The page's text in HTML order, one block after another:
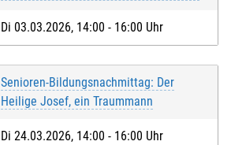
Di 03.03.2026, 14:00 - 16:00 Uhr
Senioren-Bildungsnachmittag: Der
Heilige Josef, ein Traummann
Di 24.03.2026, 14:00 - 16:00 Uhr